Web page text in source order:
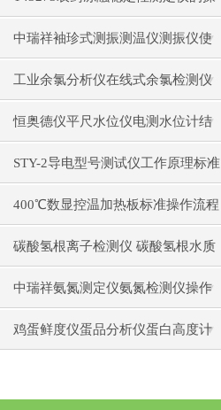
作使用
中瑞祥袖珍式测振测温仪测振仪使
用注意事项工作原理
工业余氯分析仪在线式余氯检测仪
日常维护注意事项安装与接线步骤
恒奥德仪平尺水位仪电测水位计结
构原理操作使用
STY-2导电型号测试仪工作原理标准
操作流程
400℃数显控温加热板标准操作流程
碳酸氢根离子检测仪 碳酸氢根水质
测定仪操作使用
中瑞祥氨氮测定仪氨氮检测仪操作
前准备使用注意事项
鸡蛋鲜度仪蛋品分析仪蛋白高度计